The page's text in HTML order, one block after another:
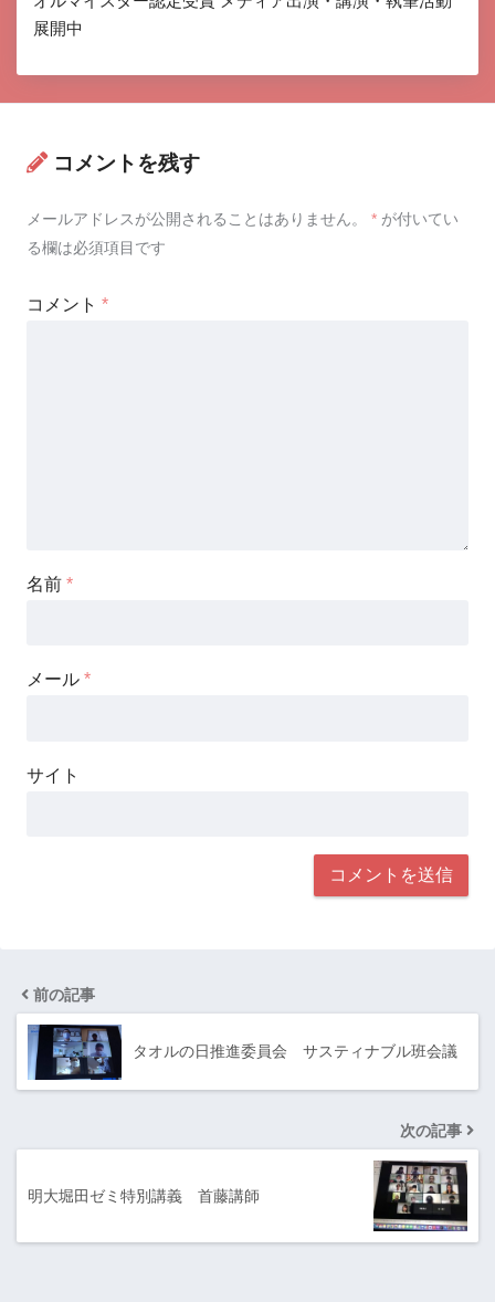
展開中
コメントを残す
メールアドレスが公開されることはありません。 * が付いてい
る欄は必須項目です
コメント *
名前 *
メール *
サイト
前の記事
タオルの日推進委員会 サスティナブル班会議
次の記事
明大堀田ゼミ特別講義 首藤講師